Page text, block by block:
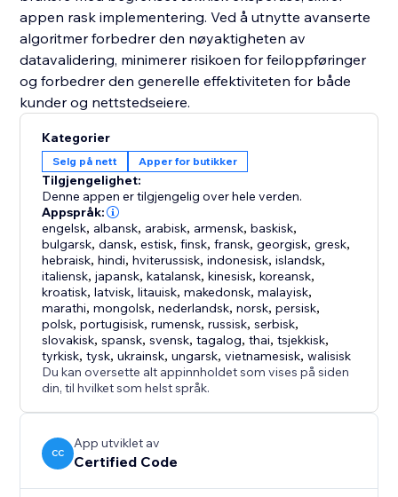
appen rask implementering. Ved å utnytte avanserte
algoritmer forbedrer den nøyaktigheten av
datavalidering, minimerer risikoen for feiloppføringer
og forbedrer den generelle effektiviteten for både
kunder og nettstedseiere.
Kategorier
Selg på nett Apper for butikker
Tilgjengelighet:
Denne appen er tilgjengelig over hele verden.
Appspråk:
engelsk, albansk, arabisk, armensk,baskisk,
bulgarsk,dansk,estisk,finsk,fransk,georgisk,gresk,
hebraisk,hindi,hviterussisk,indonesisk,islandsk,
italiensk,japansk,katalansk,kinesisk,koreansk,
kroatisk,latvisk,litauisk,makedonsk,malayisk,
marathi,mongolsk,nederlandsk,norsk,persisk,
polsk,portugisisk,rumensk,russisk,serbisk,
slovakisk,spansk,svensk,tagalog,thai,tsjekkisk,
tyrkisk,tysk,ukrainsk,ungarsk,vietnamesisk,walisisk
Du kan oversette alt appinnholdet som vises på siden
din, til hvilket som helst språk.
CC
App utviklet av
Certified Code